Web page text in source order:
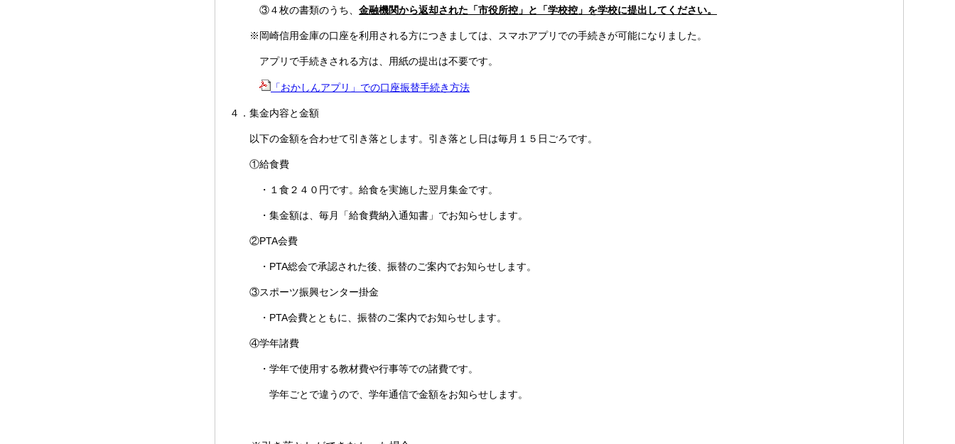
③４枚の書類のうち、 金融機関から返却された「市役所控」と「学校控」を学校に提出してください。
※岡崎信用金庫の口座を利用される方につきましては、スマホアプリでの手続きが可能になりました。
アプリで手続きされる方は、用紙の提出は不要です。
「おかしんアプリ」での口座振替手続き方法
４．集金内容と金額
以下の金額を合わせて引き落とします。引き落とし日は毎月１５日ごろです。
①給食費
・１食２４０円です。給食を実施した翌月集金です。
・集金額は、毎月「給食費納入通知書」でお知らせします。
②PTA会費
・PTA総会で承認された後、振替のご案内でお知らせします。
③スポーツ振興センター掛金
・PTA会費とともに、振替のご案内でお知らせします。
④学年諸費
・学年で使用する教材費や行事等での諸費です。
学年ごとで違うので、学年通信で金額をお知らせします。